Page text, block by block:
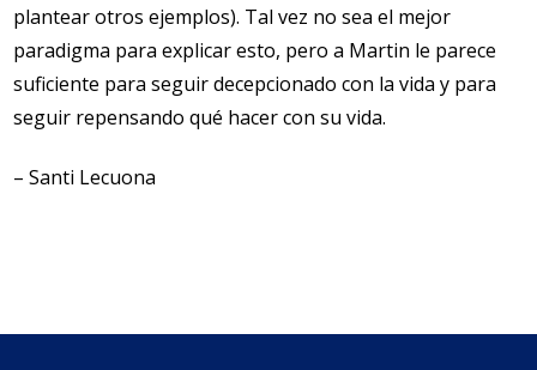
plantear otros ejemplos). Tal vez no sea el mejor
paradigma para explicar esto, pero a Martin le parece
suficiente para seguir decepcionado con la vida y para
seguir repensando qué hacer con su vida.
– Santi Lecuona